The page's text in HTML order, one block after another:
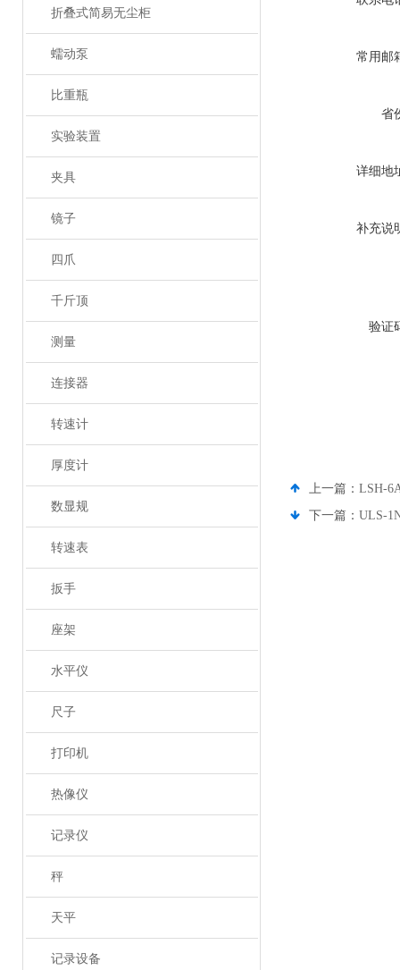
折叠式简易无尘柜
蠕动泵
比重瓶
实验装置
夹具
镜子
四爪
千斤顶
测量
连接器
转速计
厚度计
数显规
转速表
扳手
座架
水平仪
尺子
打印机
热像仪
记录仪
秤
天平
记录设备
常用邮
省
详细地
补充说
验证
上一篇： LSH-
下一篇： ULS-